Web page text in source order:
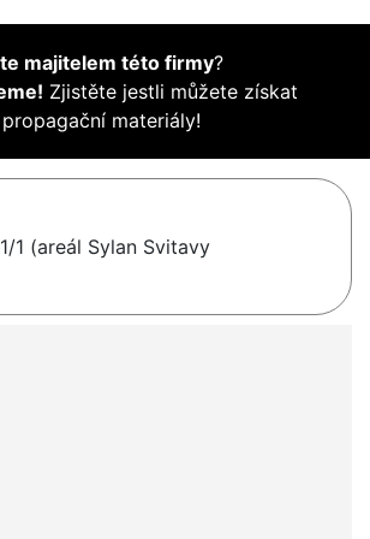
majitelem této firmy?
Zjistěte jestli můžete získat
propagační materiály!
1 (areál Sylan Svitavy